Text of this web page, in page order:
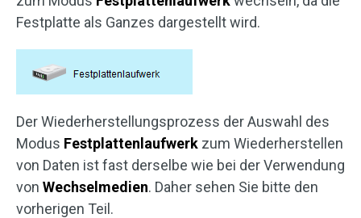
Festplatte als Ganzes dargestellt wird.
Der Wiederherstellungsprozess der Auswahl des
Modus Festplattenlaufwerk zum Wiederherstellen
von Daten ist fast derselbe wie bei der Verwendung
von Wechselmedien. Daher sehen Sie bitte den
vorherigen Teil.